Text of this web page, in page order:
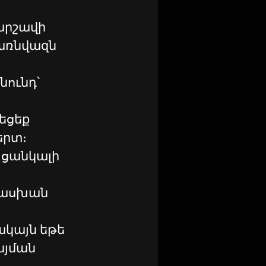
ցանկալի
եթե